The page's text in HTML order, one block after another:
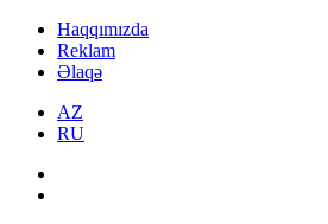
Haqqımızda
Reklam
Əlaqə
AZ
RU